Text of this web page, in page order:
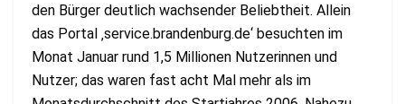
den Bürger deutlich wachsender Beliebtheit. Allein
das Portal ‚service.brandenburg.de‘ besuchten im
Monat Januar rund 1,5 Millionen Nutzerinnen und
Nutzer; das waren fast acht Mal mehr als im